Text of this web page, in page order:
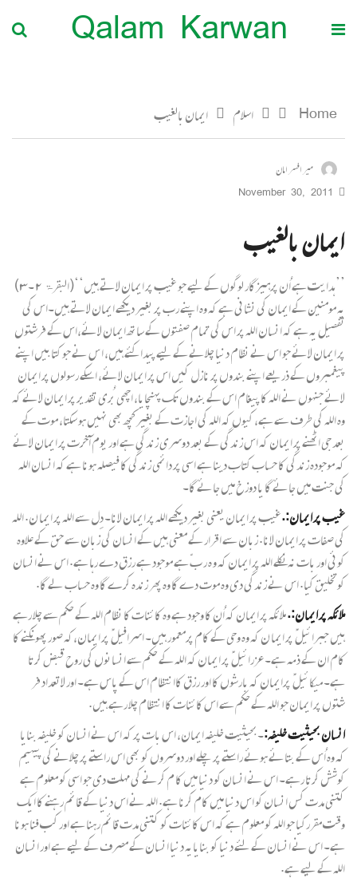
Qalam Karwan
Home اسلام ایمان بالغیب
میر افسر امان
November 30, 2011
ایمان بالغیب
’’ہدایت ہے اُن پرہیزگار لوگوں کے لیے جو غیب پر ایمان لاتے ہیں‘‘(البقرۃ ۲۔۳)
یہ مومنین کے ایمان کی نشانی ہے کہ وہ اپنے رب پر بغیر دیکھے ایمان لاتے ہیں۔اس کی
تفصیل یہ ہے کہ انسان اللہ پر اس کی تمام صفتوں کے ساتھ ایمان لائے،اس کے فرشتوں
پر ایمان لائے جو اس نے نظام دنیا چلانے کے لیے پیدا کئے ہیں، ا س نے جو کتابیں اپنے
پیغمبروں کے ذریعے اپنے بندوں پر نازل کیں اس پر ایمان لائے، اسکے رسولوں پر ایمان
لائے جنہوں نے اللہ کا پیغام اس کے بندوں تک پہنچایا، اچھی بُری تقدیر پر ایمان لائے کہ
وہ اللہ کی طرف سے ہے، کیوں کہ اللہ کی اجازت کے بغیر کچھ بھی نہیں ہو سکتا، موت کے
بعد جی اٹھنے پر ایمان کہ اس زندگی کے بعد دوسری زندگی ہے اور یوم آخرت پر ایمان لائے
کہ موجودہ زندگی کا حساب کتاب دینا ہے اسی پر دائمی زندگی کا فیصلہ ہونا ہے کہ انسان اللہ
کی جنت میں جائے گا یا دوزخ میں جائے گا۔
غیب پر ایمان:.غیب پر ایمان یعنی بغیر دیکھے اللہ پر ایمان لانا۔ دِل سے اللہ پر ایما ن. اللہ
کی صفات پر ایمان لانا. زبان سے اقرار کے معنی ہیں کے انسان کی زبان سے حق کے علاوہ
کوئی اور بات نہ نکلے اللہ پر ایمان کہ و ہ ر بّ ہے موجود ہے رزق دے رہا ہے. اس نے انسان
کوتخلیق کیا. اس نے زندگی دی وہ موت دے گا وہ پھر زندہ کرے گا وہ حساب لے گا.
ملائکہ پر ایمان:.ملائکہ پر ایمان کہ اُن کا وجود ہے وہ کائنات کا نظام اللہ کے حکم سے چلا رہے
ہیں جبرائیل ؑ پر ایما ن کہ وہ وحی کے کام پرمعمور ہیں۔ اسرافیل ؑ پر ایمان،کہ صور پھونکنے کا
کام ان کے ذمہ ہے۔ عزرائیل ؑ پر ایمان کہ اللہ کے حکم سے انسانوں کی روح قبض کرتا
ہے۔ میکائیل ؑ پرایمان کہ بارشوں کا اور رزق کاانتظام اس کے پاس ہے۔ اور لاتعداد فر
شتوں پر ایمان جو اللہ کے حکم سے اس کائنات کا انتظام چلا رہے ہیں.
انسان بحیثیت خلیفہ:۔بحیثیت خلیفہ ایمان، اس بات پر کہ اس نے انسان کو خلیفہ بنایا
کہ وہ اُس کے بتائے ہوئے راستے پر چلے اور دوسروں کو بھی اس راستے پر چلانے کی پیہیم
کوشش کرتا رہے۔ اس نے انسان کو دنیا میں کا م کرنے کی مہلت دی جو اسی کو معلوم ہے
کتنی مدت کس انسان کو اس دنیا میں کام کرنا ہے. اللہ نے اس دنیا کے قائم رہنے کا ایک
وقت مقررکیا جو اللہ کو معلوم ہے کہ اس کائنات کو کتنی مدت قائم رہنا ہے اور کب فنا ہونا
ہے۔ اس نے انسان کے لئے دنیا کو بنایایہ دنیا انسان کے مصرف کے لیے ہے اور انسان
اللہ کے لیے ہے.